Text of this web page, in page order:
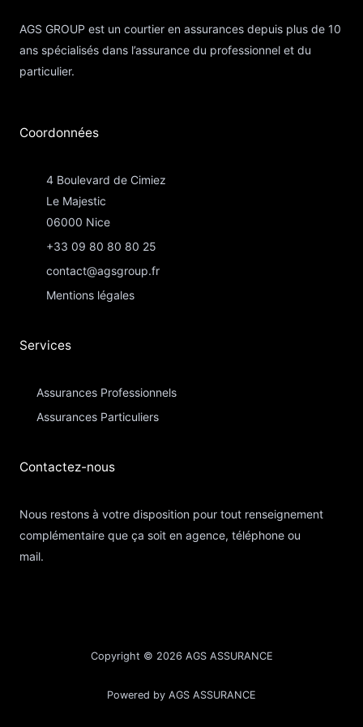
AGS GROUP est un courtier en assurances depuis plus de 10
ans spécialisés dans l’assurance du professionnel et du
particulier.
Coordonnées​
4 Boulevard de Cimiez
Le Majestic
06000 Nice
+33 09 80 80 80 25
contact@agsgroup.fr
Mentions légales
Services
Assurances Professionnels
Assurances Particuliers​
Contactez-nous​
Nous restons à votre disposition pour tout renseignement
complémentaire que ça soit en agence, téléphone ou
mail.
Copyright © 2026 AGS ASSURANCE
Powered by AGS ASSURANCE